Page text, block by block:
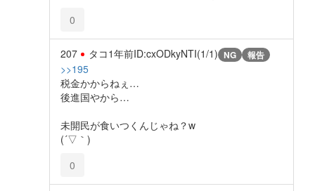
0
207 タコ1年前ID:cxODkyNTI(1/1) NG 報告
>>195
税金かからねぇ…
後進国やから…
未開民が食いつくんじゃね？w
(´▽｀)
0